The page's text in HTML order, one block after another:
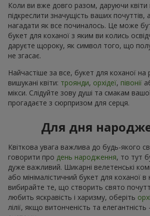
Коли ви вже довго разом, даруючи квіти
підкреслити значущість ваших почуттів,
нагадати як все починалось. Це може
букет для коханої з яким ви колись
даруєте щороку, як символ того, що
не згасає.
Найчастіше за все, букет для коханої
вишукані квіти: троянди, орхідеї, півонії
мікси. Слідуйте зову душі та смакам
прогадаєте з сюрпризом для серця.
Для дня
Квіткова увага важлива до будь-якого
говорити про день народження, то тут
дуже важливий. Шикарні велетенські
або мінімалістичний букет для коханої
вибирайте те, що створить свято
любить яскравість і харизму, оберіть
лілії, якщо витонченість та